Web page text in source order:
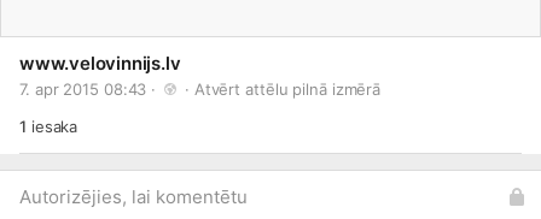
www.velovinnijs.lv
7. apr 2015 08:43 · · Atvērt attēlu pilnā izmērā
1 iesaka
Autorizējies, lai komentētu